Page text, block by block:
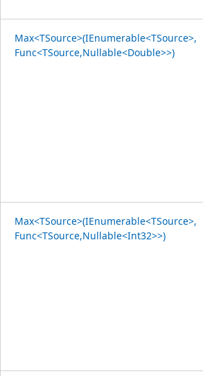
Max<TSource>(IEnumerable<TSource>,
Func<TSource,Nullable<Double>>)
Max<TSource>(IEnumerable<TSource>,
Func<TSource,Nullable<Int32>>)